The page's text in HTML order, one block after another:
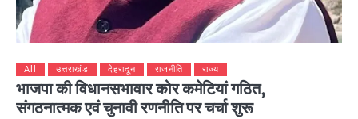
All उत्तराखंड देहरादून राजनीति राज्य
भाजपा की विधानसभावार कोर कमेटियां गठित,
संगठनात्मक एवं चुनावी रणनीति पर चर्चा शुरू